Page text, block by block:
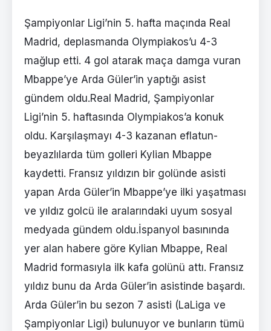
Şampiyonlar Ligi’nin 5. hafta maçında Real
Madrid, deplasmanda Olympiakos’u 4-3
mağlup etti. 4 gol atarak maça damga vuran
Mbappe’ye Arda Güler’in yaptığı asist
gündem oldu.Real Madrid, Şampiyonlar
Ligi’nin 5. haftasında Olympiakos’a konuk
oldu. Karşılaşmayı 4-3 kazanan eflatun-
beyazlılarda tüm golleri Kylian Mbappe
kaydetti. Fransız yıldızın bir golünde asisti
yapan Arda Güler’in Mbappe’ye ilki yaşatması
ve yıldız golcü ile aralarındaki uyum sosyal
medyada gündem oldu.İspanyol basınında
yer alan habere göre Kylian Mbappe, Real
Madrid formasıyla ilk kafa golünü attı. Fransız
yıldız bunu da Arda Güler’in asistinde başardı.
Arda Güler’in bu sezon 7 asisti (LaLiga ve
Şampiyonlar Ligi) bulunuyor ve bunların tümü